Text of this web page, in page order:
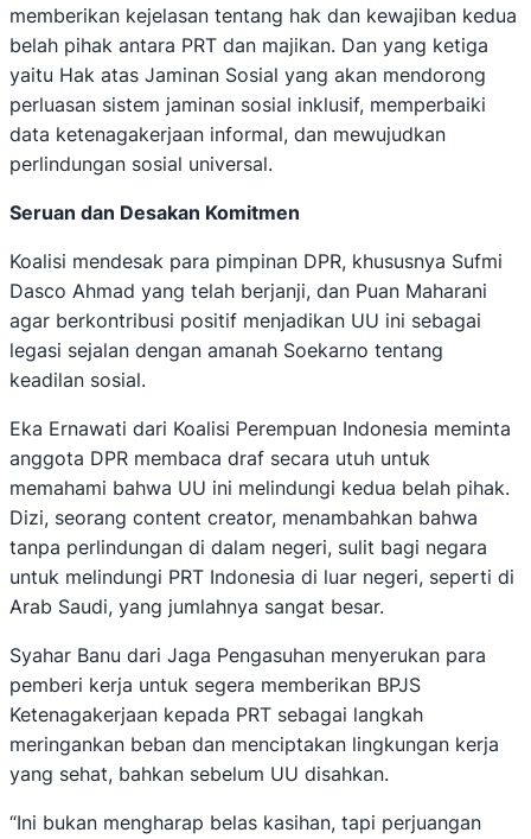
memberikan kejelasan tentang hak dan kewajiban kedua
belah pihak antara PRT dan majikan. Dan yang ketiga
yaitu Hak atas Jaminan Sosial yang akan mendorong
perluasan sistem jaminan sosial inklusif, memperbaiki
data ketenagakerjaan informal, dan mewujudkan
perlindungan sosial universal.
Seruan dan Desakan Komitmen
Koalisi mendesak para pimpinan DPR, khususnya Sufmi
Dasco Ahmad yang telah berjanji, dan Puan Maharani
agar berkontribusi positif menjadikan UU ini sebagai
legasi sejalan dengan amanah Soekarno tentang
keadilan sosial.
Eka Ernawati dari Koalisi Perempuan Indonesia meminta
anggota DPR membaca draf secara utuh untuk
memahami bahwa UU ini melindungi kedua belah pihak.
Dizi, seorang content creator, menambahkan bahwa
tanpa perlindungan di dalam negeri, sulit bagi negara
untuk melindungi PRT Indonesia di luar negeri, seperti di
Arab Saudi, yang jumlahnya sangat besar.
Syahar Banu dari Jaga Pengasuhan menyerukan para
pemberi kerja untuk segera memberikan BPJS
Ketenagakerjaan kepada PRT sebagai langkah
meringankan beban dan menciptakan lingkungan kerja
yang sehat, bahkan sebelum UU disahkan.
“Ini bukan mengharap belas kasihan, tapi perjuangan